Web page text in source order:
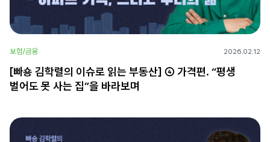
보험/금융 2026.02.12
[빠숑 김학렬의 이슈로 읽는 부동산] ④ 가격편. “평생
벌어도 못 사는 집”을 바라보며